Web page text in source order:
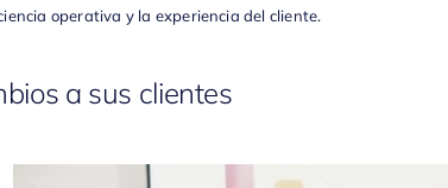
operativa y la experiencia del cliente.
a sus clientes